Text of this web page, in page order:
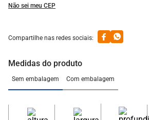
Não sei meu CEP
Medidas do produto
Sem embalagem Com embalagem